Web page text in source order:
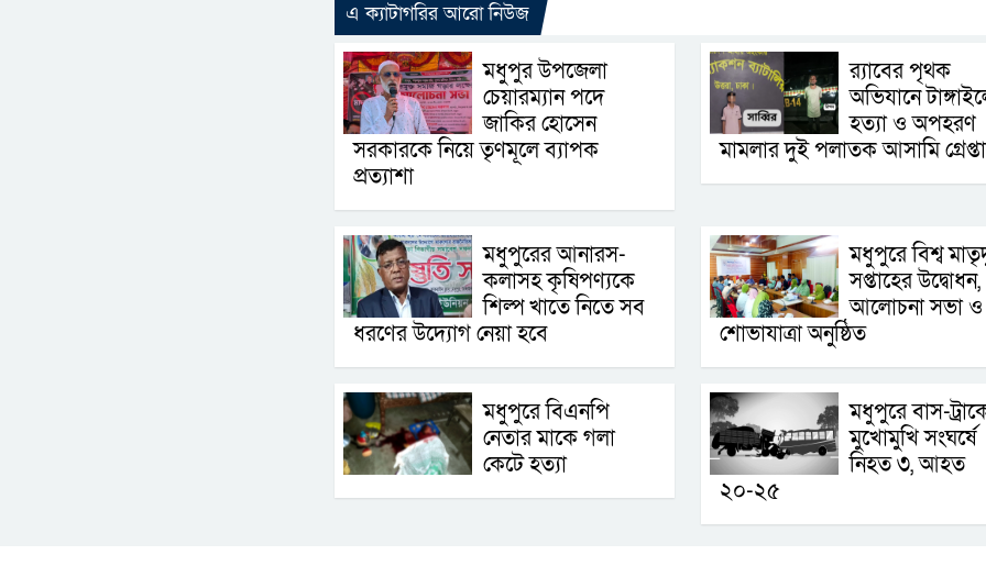
এ ক্যাটাগরির আরো নিউজ
মধুপুর উপজেলা
চেয়ারম্যান পদে
জাকির হোসেন
সরকারকে নিয়ে তৃণমূলে ব্যাপক
প্রত্যাশা
র‌্যাবের পৃথক
অভিযানে
হত্যা ও অপহরণ
মামলার দুই পলাতক আসামি
মধুপুরের আনারস-
কলাসহ কৃষিপণ্যকে
শিল্প খাতে নিতে সব
ধরণের উদ্যোগ নেয়া হবে
মধুপুরে বিশ্ব
সপ্তাহের উদ্বোধন,
আলোচনা সভা ও
শোভাযাত্রা অনুষ্ঠিত
মধুপুরে বিএনপি
নেতার মাকে গলা
কেটে হত্যা
মধুপুরে বাস-
মুখোমুখি সংঘর্ষে
নিহত ৩, আহত
২০-২৫